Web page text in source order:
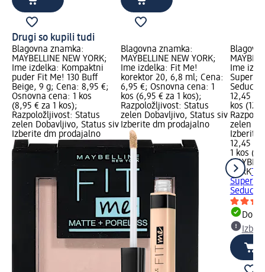
Drugi so kupili tudi
Blagovna znamka:
MAYBELLINE NEW YORK;
Ime izdelka: Kompaktni
puder Fit Me! 130 Buff
Beige, 9 g; Cena: 8,95 €;
Osnovna cena: 1 kos
(8,95 € za 1 kos);
Razpoložljivost: Status
zelen Dobavljivo, Status siv
Izberite dm prodajalno
Blagovna znamka:
MAYBELLINE NEW YORK;
Ime izdelka: Fit Me!
korektor 20, 6,8 ml; Cena:
6,95 €; Osnovna cena: 1
kos (6,95 € za 1 kos);
Razpoložljivost: Status
zelen Dobavljivo, Status siv
Izberite dm prodajalno
Ime
12,45 €;
kos
zelen
Izberite
12,45 €
1 kos
YORK